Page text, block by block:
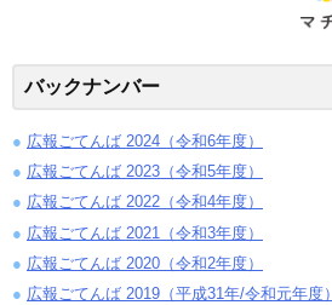
バックナンバー
広報ごてんば 2024（令和6年度）
広報ごてんば 2023（令和5年度）
広報ごてんば 2022（令和4年度）
広報ごてんば 2021（令和3年度）
広報ごてんば 2020（令和2年度）
広報ごてんば 2019（平成31年/令和元年度）